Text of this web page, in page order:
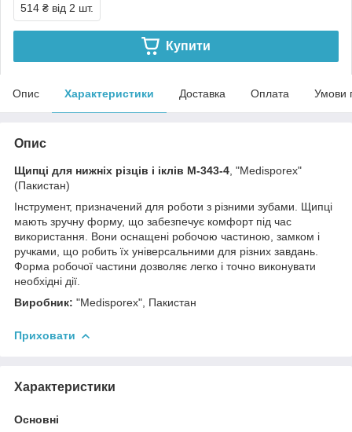
514 ₴ від 2 шт.
Купити
Опис Характеристики Доставка Оплата Умови
Опис
Щипці для нижніх різців і іклів M-343-4 , "Medisporex"
(Пакистан)
Інструмент, призначений для роботи з різними зубами. Щипці
мають зручну форму, що забезпечує комфорт під час
використання. Вони оснащені робочою частиною, замком і
ручками, що робить їх універсальними для різних завдань.
Форма робочої частини дозволяє легко і точно виконувати
необхідні дії.
Виробник: "Medisporex", Пакистан
Приховати
Характеристики
Основні